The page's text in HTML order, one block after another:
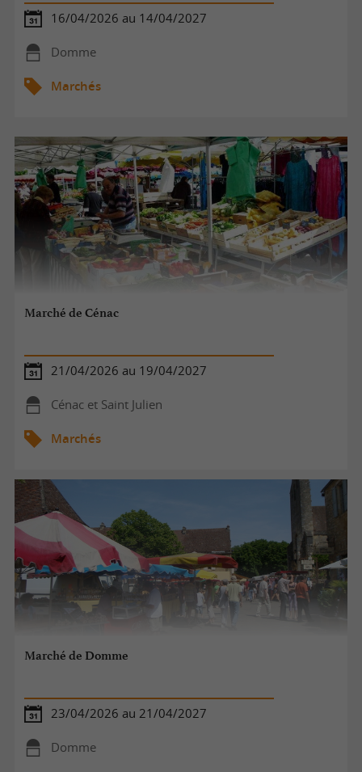
16/04/2026 au 14/04/2027
Domme
Marchés
Marché de Cénac
21/04/2026 au 19/04/2027
Cénac et Saint Julien
Marchés
Marché de Domme
23/04/2026 au 21/04/2027
Domme